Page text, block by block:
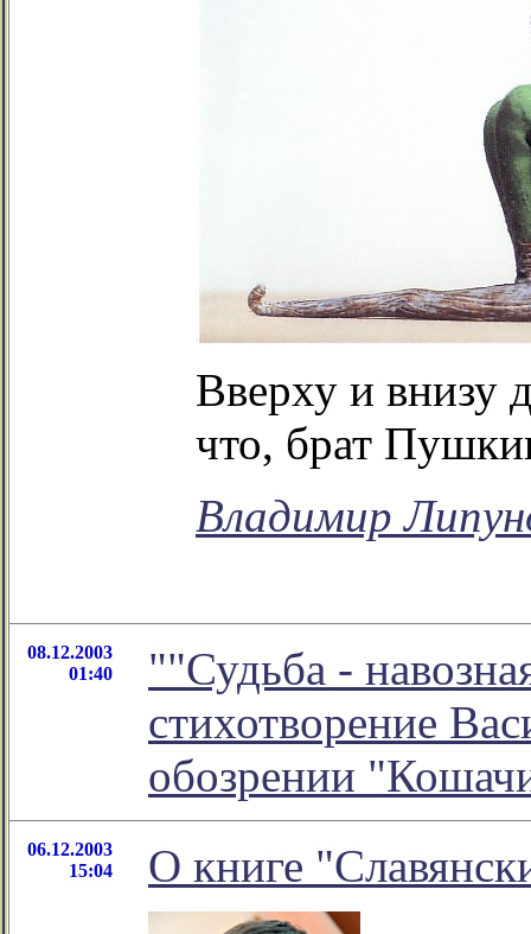
Вверху и
что, брат
Владимир
08.12.2003
01:40
""Судьба -
стихотворение
обозрении
06.12.2003
15:04
О книге